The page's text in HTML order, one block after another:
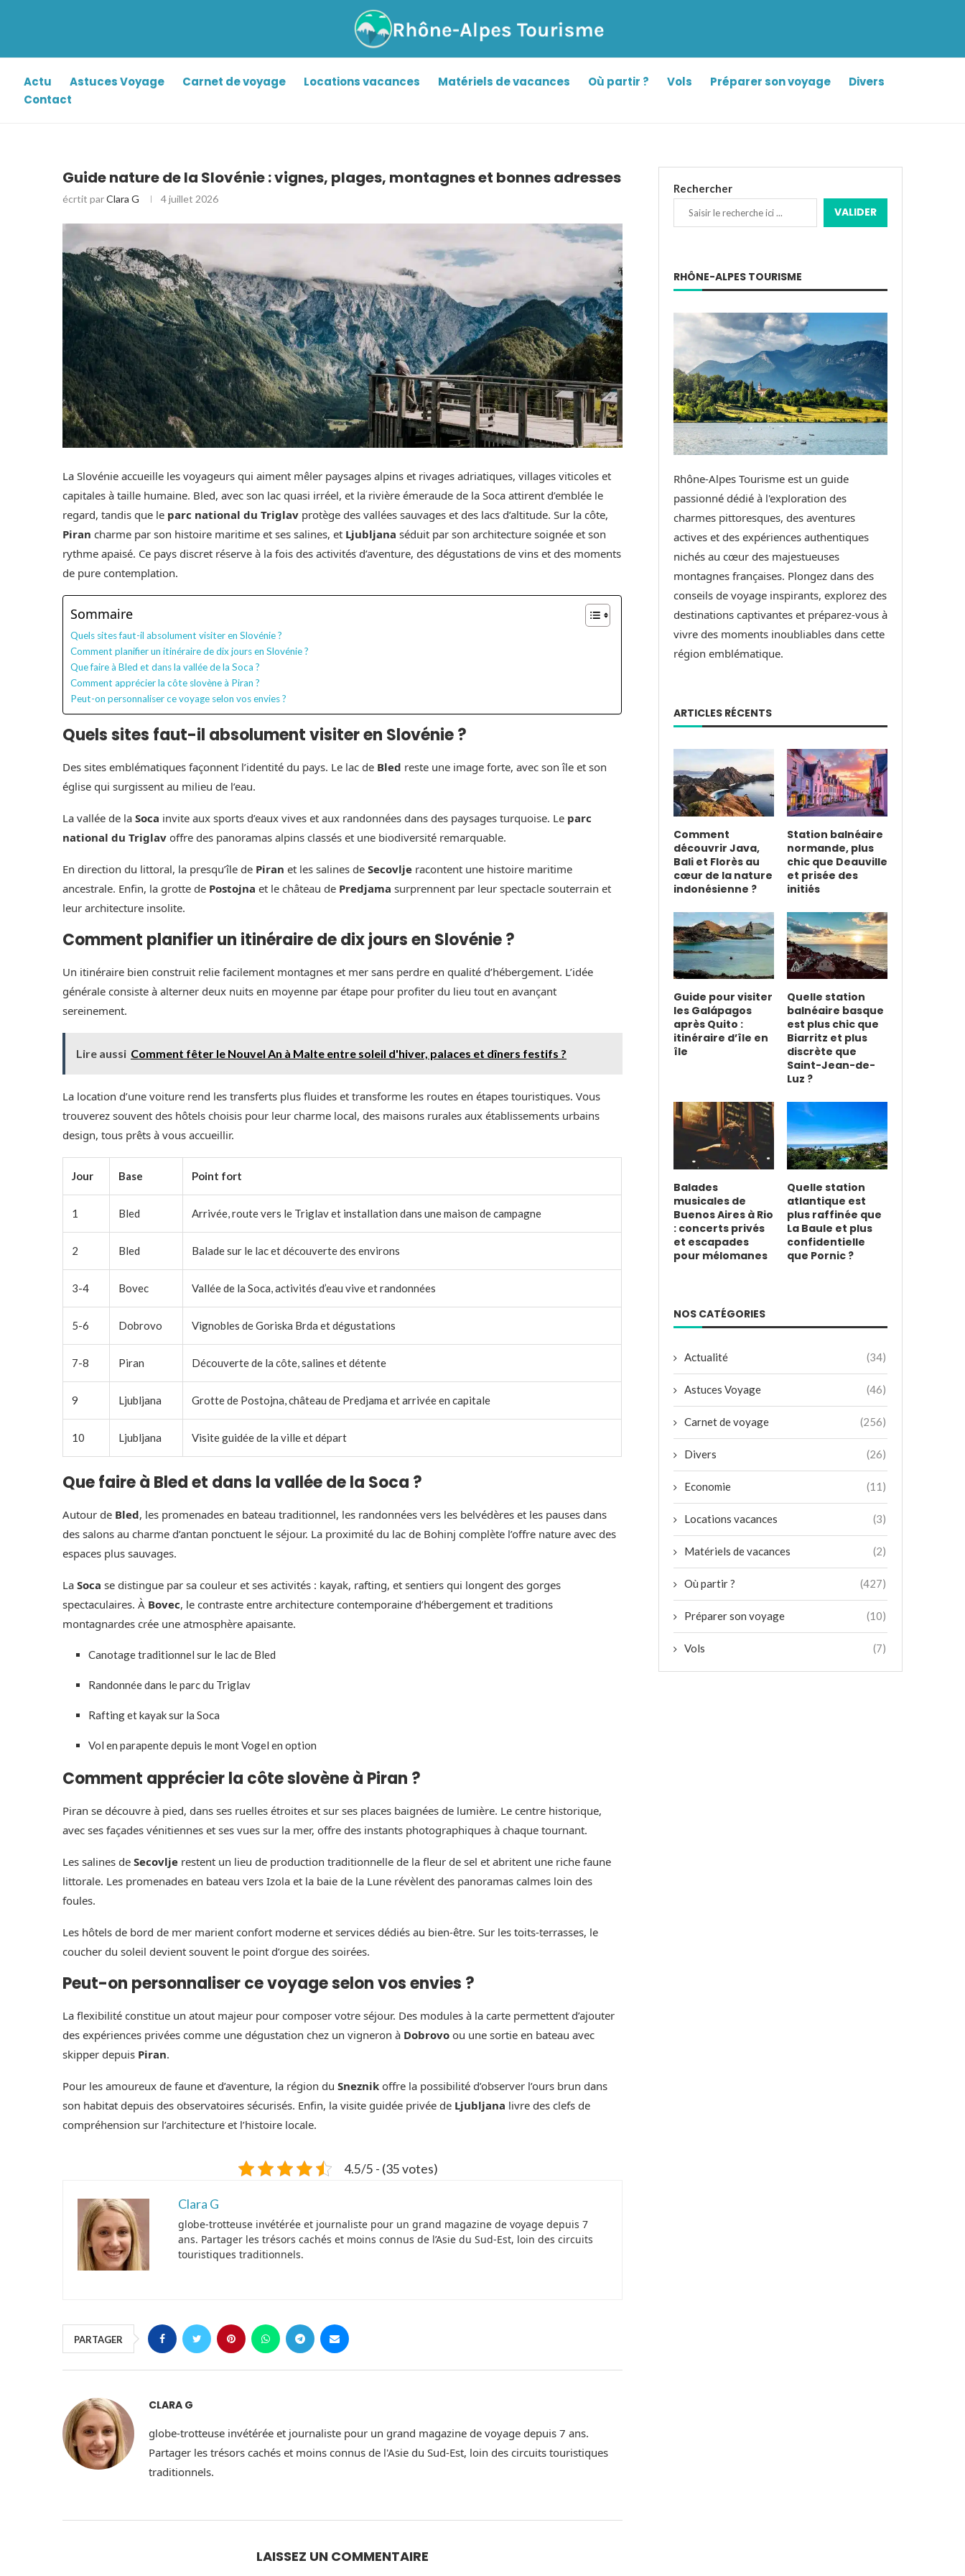
Actu Astuces Voyage Carnet de voyage Locations vacances Matériels de vacances Où partir ? Vols Préparer son voyage
Divers
Contact
Guide nature de la Slovénie : vignes, plages, montagnes et bonnes adresses
écrtit parClara G 4 juillet 2026
La Slovénie accueille les voyageurs qui aiment mêler paysages alpins et rivages adriatiques, villages viticoles et
capitales à taille humaine. Bled, avec son lac quasi irréel, et la rivière émeraude de la Soca attirent d’emblée le
regard, tandis que le parc national du Triglav protège des vallées sauvages et des lacs d’altitude. Sur la côte,
Piran charme par son histoire maritime et ses salines, et Ljubljana séduit par son architecture soignée et son
rythme apaisé. Ce pays discret réserve à la fois des activités d’aventure, des dégustations de vins et des moments
de pure contemplation.
Sommaire
Quels sites faut-il absolument visiter en Slovénie ?
Comment planifier un itinéraire de dix jours en Slovénie ?
Que faire à Bled et dans la vallée de la Soca ?
Comment apprécier la côte slovène à Piran ?
Peut-on personnaliser ce voyage selon vos envies ?
Quels sites faut-il absolument visiter en Slovénie ?
Des sites emblématiques façonnent l’identité du pays. Le lac de Bled reste une image forte, avec son île et son
église qui surgissent au milieu de l’eau.
La vallée de la Soca invite aux sports d’eaux vives et aux randonnées dans des paysages turquoise. Le parc
national du Triglav offre des panoramas alpins classés et une biodiversité remarquable.
En direction du littoral, la presqu’île de Piran et les salines de Secovlje racontent une histoire maritime
ancestrale. Enfin, la grotte de Postojna et le château de Predjama surprennent par leur spectacle souterrain et
leur architecture insolite.
Comment planifier un itinéraire de dix jours en Slovénie ?
Un itinéraire bien construit relie facilement montagnes et mer sans perdre en qualité d’hébergement. L’idée
générale consiste à alterner deux nuits en moyenne par étape pour profiter du lieu tout en avançant
sereinement.
Lire aussi Comment fêter le Nouvel An à Malte entre soleil d'hiver, palaces et dîners festifs ?
La location d’une voiture rend les transferts plus fluides et transforme les routes en étapes touristiques. Vous
trouverez souvent des hôtels choisis pour leur charme local, des maisons rurales aux établissements urbains
design, tous prêts à vous accueillir.
Jour Base Point fort
1 Bled Arrivée, route vers le Triglav et installation dans une maison de campagne
2 Bled Balade sur le lac et découverte des environs
3-4 Bovec Vallée de la Soca, activités d’eau vive et randonnées
5-6 Dobrovo Vignobles de Goriska Brda et dégustations
7-8 Piran Découverte de la côte, salines et détente
9 Ljubljana Grotte de Postojna, château de Predjama et arrivée en capitale
10 Ljubljana Visite guidée de la ville et départ
Que faire à Bled et dans la vallée de la Soca ?
Autour de Bled, les promenades en bateau traditionnel, les randonnées vers les belvédères et les pauses dans
des salons au charme d’antan ponctuent le séjour. La proximité du lac de Bohinj complète l’offre nature avec des
espaces plus sauvages.
La Soca se distingue par sa couleur et ses activités : kayak, rafting, et sentiers qui longent des gorges
spectaculaires. À Bovec, le contraste entre architecture contemporaine d’hébergement et traditions
montagnardes crée une atmosphère apaisante.
Canotage traditionnel sur le lac de Bled
Randonnée dans le parc du Triglav
Rafting et kayak sur la Soca
Vol en parapente depuis le mont Vogel en option
Comment apprécier la côte slovène à Piran ?
Piran se découvre à pied, dans ses ruelles étroites et sur ses places baignées de lumière. Le centre historique,
avec ses façades vénitiennes et ses vues sur la mer, offre des instants photographiques à chaque tournant.
Les salines de Secovlje restent un lieu de production traditionnelle de la fleur de sel et abritent une riche faune
littorale. Les promenades en bateau vers Izola et la baie de la Lune révèlent des panoramas calmes loin des
foules.
Les hôtels de bord de mer marient confort moderne et services dédiés au bien-être. Sur les toits-terrasses, le
coucher du soleil devient souvent le point d’orgue des soirées.
Peut-on personnaliser ce voyage selon vos envies ?
La flexibilité constitue un atout majeur pour composer votre séjour. Des modules à la carte permettent d’ajouter
des expériences privées comme une dégustation chez un vigneron à Dobrovo ou une sortie en bateau avec
skipper depuis Piran.
Pour les amoureux de faune et d’aventure, la région du Sneznik offre la possibilité d’observer l’ours brun dans
son habitat depuis des observatoires sécurisés. Enfin, la visite guidée privée de Ljubljana livre des clefs de
compréhension sur l’architecture et l’histoire locale.
4.5/5 - (35 votes)
Clara G
globe-trotteuse invétérée et journaliste pour un grand magazine de voyage depuis 7
ans. Partager les trésors cachés et moins connus de l’Asie du Sud-Est, loin des circuits
touristiques traditionnels.
PARTAGER
CLARA G
globe-trotteuse invétérée et journaliste pour un grand magazine de voyage depuis 7 ans.
Partager les trésors cachés et moins connus de l'Asie du Sud-Est, loin des circuits touristiques
traditionnels.
LAISSEZ UN COMMENTAIRE
Rechercher
VALIDER
RHÔNE-ALPES TOURISME
Rhône-Alpes Tourisme est un guide
passionné dédié à l'exploration des
charmes pittoresques, des aventures
actives et des expériences authentiques
nichés au cœur des majestueuses
montagnes françaises. Plongez dans des
conseils de voyage inspirants, explorez des
destinations captivantes et préparez-vous à
vivre des moments inoubliables dans cette
région emblématique.
ARTICLES RÉCENTS
Comment
découvrir Java,
Bali et Florès au
cœur de la nature
indonésienne ?
Station balnéaire
normande, plus
chic que Deauville
et prisée des
initiés
Guide pour visiter
les Galápagos
après Quito :
itinéraire d’île en
île
Quelle station
balnéaire basque
est plus chic que
Biarritz et plus
discrète que
Saint-Jean-de-
Luz ?
Balades
musicales de
Buenos Aires à Rio
: concerts privés
et escapades
pour mélomanes
Quelle station
atlantique est
plus raffinée que
La Baule et plus
confidentielle
que Pornic ?
NOS CATÉGORIES
Actualité (34)
Astuces Voyage (46)
Carnet de voyage (256)
Divers (26)
Economie (11)
Locations vacances (3)
Matériels de vacances (2)
Où partir ? (427)
Préparer son voyage (10)
Vols (7)